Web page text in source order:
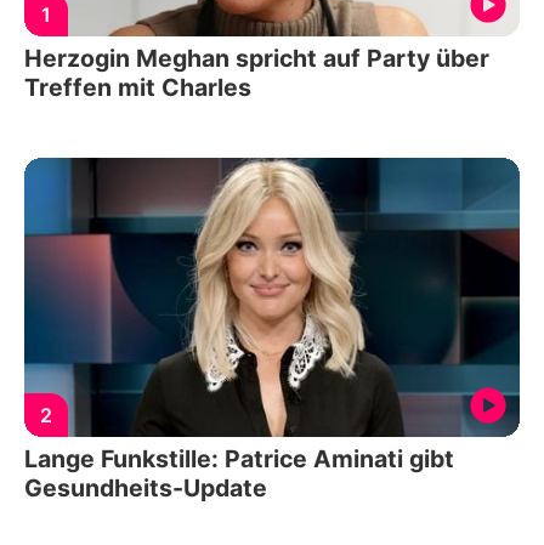
1
Herzogin Meghan spricht auf Party über
Treffen mit Charles
2
Lange Funkstille: Patrice Aminati gibt
Gesundheits-Update